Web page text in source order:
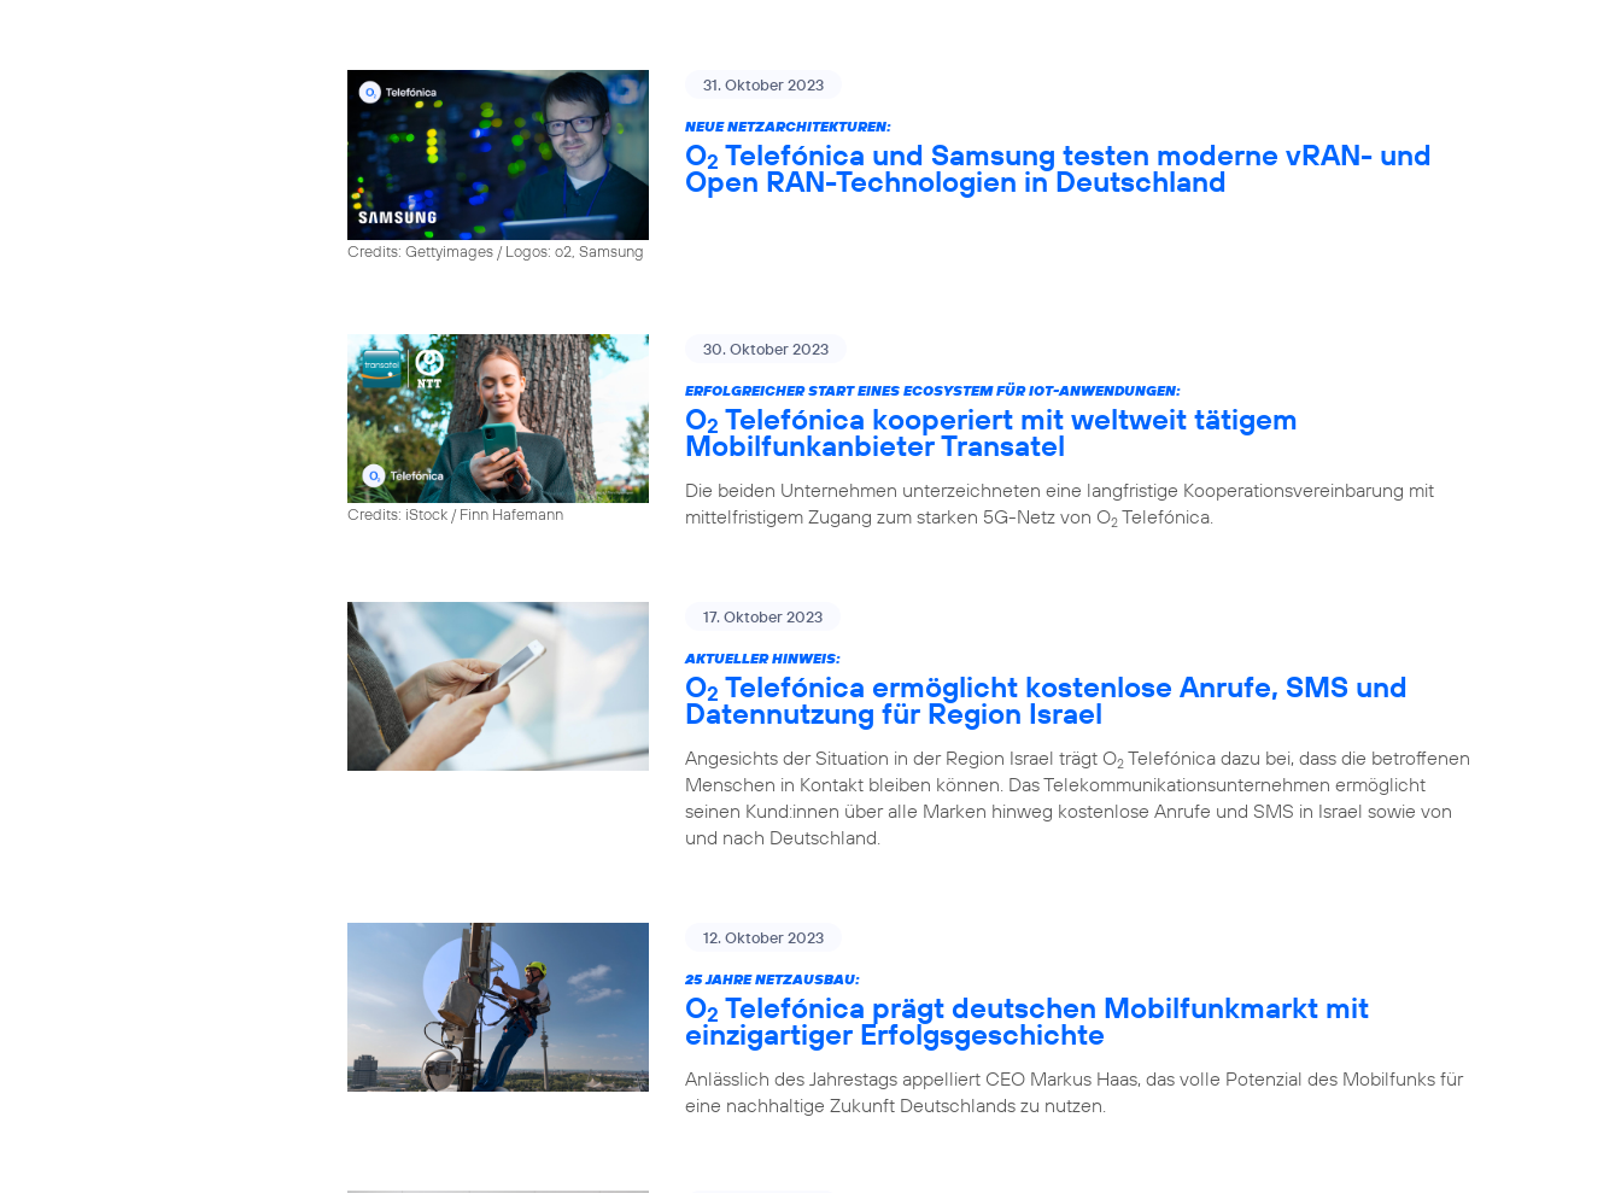
Credits: Gettyimages / Logos: o2, Samsung
31. Oktober 2023
NEUE NETZARCHITEKTUREN:
O2 Telefónica und Samsung testen moderne vRAN- und
Open RAN-Technologien in Deutschland
Credits: iStock / Finn Hafemann
30. Oktober 2023
ERFOLGREICHER START EINES ECOSYSTEM FÜR IOT-ANWENDUNGEN:
O2 Telefónica kooperiert mit weltweit tätigem
Mobilfunkanbieter Transatel
Die beiden Unternehmen unterzeichneten eine langfristige Kooperationsvereinbarung mit
mittelfristigem Zugang zum starken 5G-Netz von O2 Telefónica.
17. Oktober 2023
AKTUELLER HINWEIS:
O2 Telefónica ermöglicht kostenlose Anrufe, SMS und
Datennutzung für Region Israel
Angesichts der Situation in der Region Israel trägt O2 Telefónica dazu bei, dass die betroffenen
Menschen in Kontakt bleiben können. Das Telekommunikations­unternehmen ermöglicht
seinen Kund:innen über alle Marken hinweg kostenlose Anrufe und SMS in Israel sowie von
und nach Deutschland.
12. Oktober 2023
25 JAHRE NETZAUSBAU:
O2 Telefónica prägt deutschen Mobilfunkmarkt mit
einzigartiger Erfolgsgeschichte
Anlässlich des Jahrestags appelliert CEO Markus Haas, das volle Potenzial des Mobilfunks für
eine nachhaltige Zukunft Deutschlands zu nutzen.